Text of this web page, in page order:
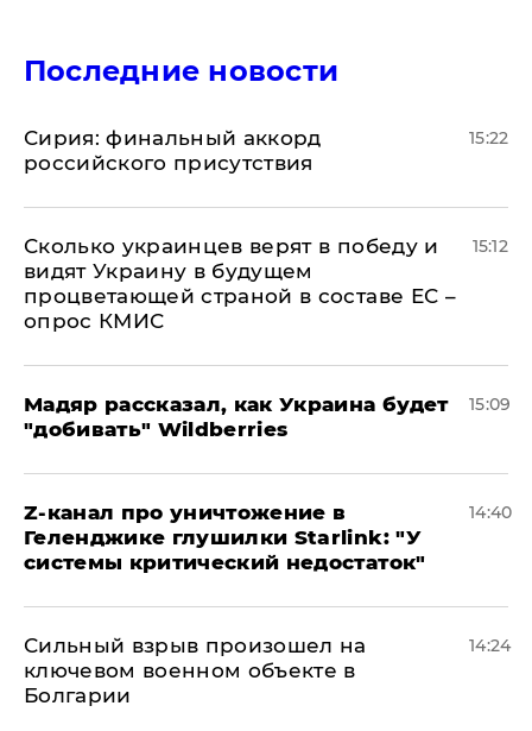
Последние новости
​Сирия: финальный аккорд
российского присутствия
15:22
Сколько украинцев верят в победу и
видят Украину в будущем
процветающей страной в составе ЕС –
опрос КМИС
15:12
Мадяр рассказал, как Украина будет
"добивать" Wildberries
15:09
Z-канал про уничтожение в
Геленджике глушилки Starlink: "У
системы критический недостаток"
14:40
Сильный взрыв произошел на
ключевом военном объекте в
Болгарии
14:24